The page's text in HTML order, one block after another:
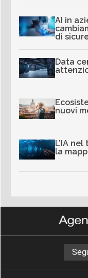
AI in
di
Data
nuovi
L’IA
la